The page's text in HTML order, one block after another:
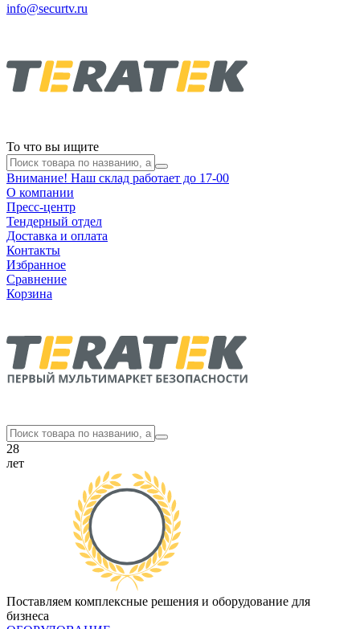
info@securtv.ru
То что вы ищите
Внимание! Наш склад работает до 17-00
О компании
Пресс-центр
Тендерный отдел
Доставка и оплата
Контакты
Избранное
Сравнение
Корзина
28
лет
Поставляем комплексные решения и оборудование для
бизнеса